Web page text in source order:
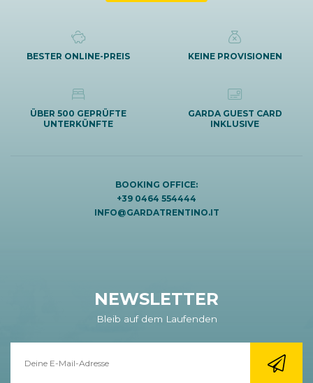
BESTER ONLINE-PREIS KEINE PROVISIONEN
ÜBER 500 GEPRÜFTE
UNTERKÜNFTE
GARDA GUEST CARD
INKLUSIVE
BOOKING OFFICE:
+39 0464 554444
INFO@GARDATRENTINO.IT
NEWSLETTER
Bleib auf dem Laufenden